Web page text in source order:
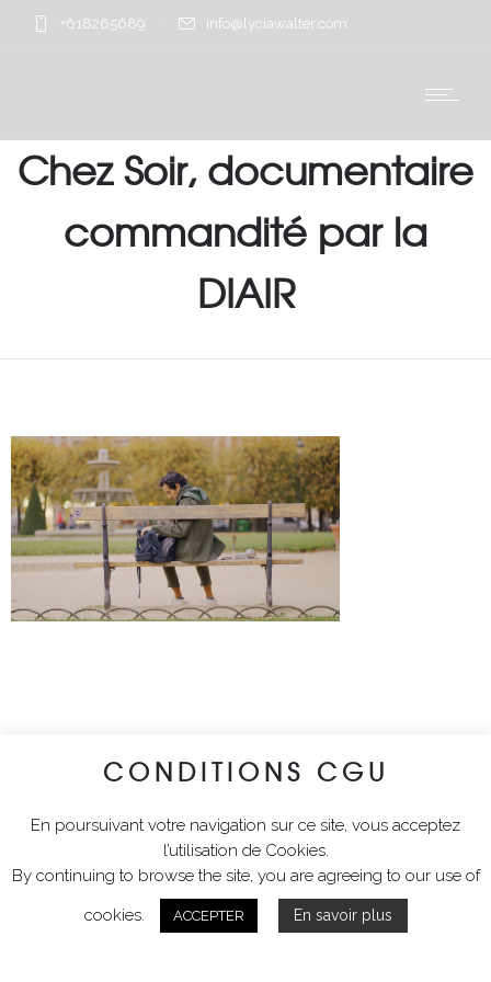
+618265689 info@lyciawalter.com
Chez Soir, documentaire
commandité par la
DIAIR
CONDITIONS CGU
En poursuivant votre navigation sur ce site, vous acceptez
l’utilisation de Cookies.
By continuing to browse the site, you are agreeing to our use of
cookies.
ACCEPTER En savoir plus